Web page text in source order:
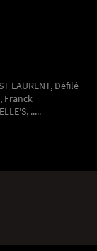
LAURENT, Défilé
Franck
.....